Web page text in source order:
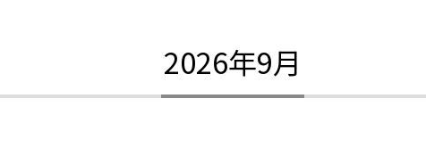
2026年9月